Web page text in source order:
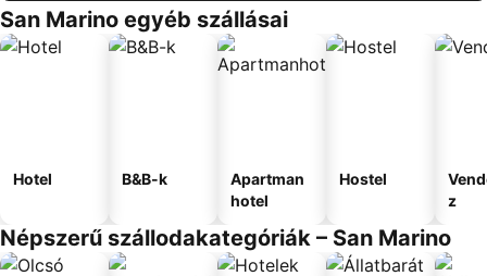
San Marino egyéb szállásai
Hotel B&B-k
Apartman
hotel
Hostel
z
Népszerű szállodakategóriák – San Marino